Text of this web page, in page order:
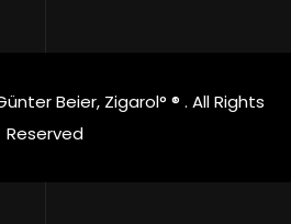
Beier, Zigarol° ® . All Rights
Reserved